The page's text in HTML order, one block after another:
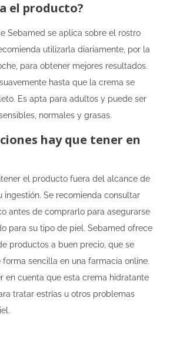
el producto?
Sebamed se aplica sobre el rostro
utilizarla diariamente, por la
para obtener mejores resultados.
hasta que la crema se
Es apta para adultos y puede ser
normales y grasas.
hay que tener en
el producto fuera del alcance de
ingestión. Se recomienda consultar
antes de comprarlo para asegurarse
para su tipo de piel. Sebamed ofrece
productos a buen precio, que se
sencilla en una farmacia online.
en cuenta que esta crema hidratante
tratar estrías u otros problemas